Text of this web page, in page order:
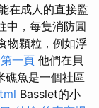
在成人的直接監
中，每隻消防圓
物顆粒，例如浮
一頁 他們在貝
礁魚是一個社區
Basslet的小